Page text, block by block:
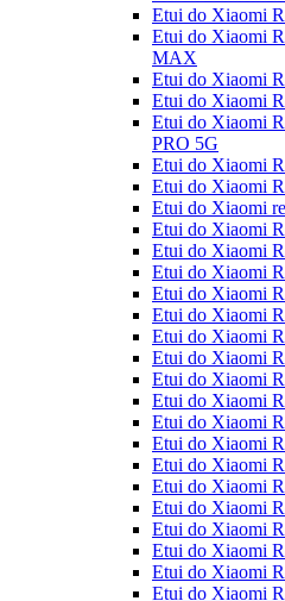
Etui do Xiaomi
Etui do Xiaomi
MAX
Etui do Xiaomi
Etui do Xiaomi
Etui do Xiaomi
PRO 5G
Etui do Xiaomi
Etui do Xiaomi
Etui do Xiaomi
Etui do Xiaomi
Etui do Xiaomi
Etui do Xiaomi
Etui do Xiaomi
Etui do Xiaomi
Etui do Xiaomi
Etui do Xiaomi
Etui do Xiaomi
Etui do Xiaomi
Etui do Xiaomi
Etui do Xiaomi
Etui do Xiaomi
Etui do Xiaomi
Etui do Xiaomi
Etui do Xiaomi
Etui do Xiaomi
Etui do Xiaomi
Etui do Xiaomi